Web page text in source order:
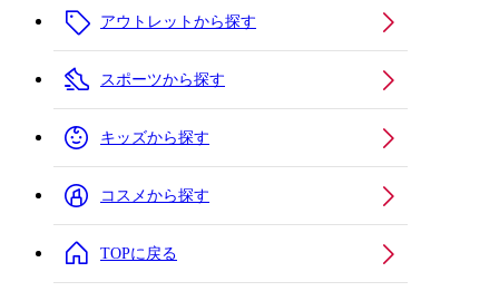
アウトレットから探す
スポーツから探す
キッズから探す
コスメから探す
TOPに戻る